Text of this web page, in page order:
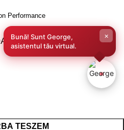
Performance
CSILLAPITOS FIOK
TESZEM
Bună! Sunt George,
asistentul tău virtual.
×